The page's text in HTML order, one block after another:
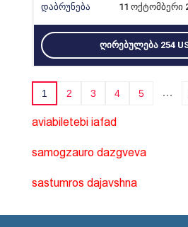
11 ოქტომბერი
ᲦᲘᲠᲔᲑᲣᲚᲔᲑᲐ 254
1 2 3 4 5 …
aviabiletebi iafad
samogzauro dazgveva
sastumros dajavshna